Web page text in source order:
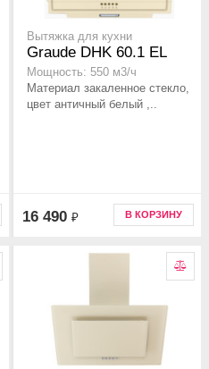
Вытяжка для кухни
Graude DHK 60.1 EL
Мощность: 550 м3/ч
Материал закаленное стекло,
цвет античный белый ,..
16 490 ₽ В КОРЗИНУ